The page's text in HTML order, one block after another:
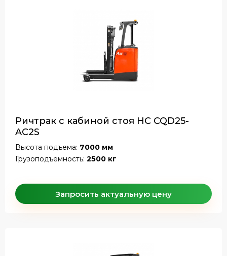
Ричтрак с кабиной стоя HC CQD25-
AC2S
Высота подъема: 7000 мм
Грузоподъемность: 2500 кг
Запросить актуальную цену